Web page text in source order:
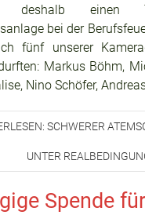
deshalb
bei der
fünf unserer
Markus Böhm,
Nino Schöfer,
SCHWERER
UNTER
Spende